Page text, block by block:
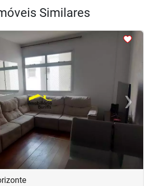
Similares
›Next